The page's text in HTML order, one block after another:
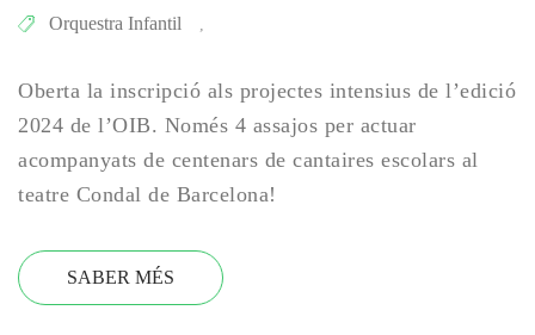
Orquestra Infantil
Oberta la inscripció als projectes intensius de l’edició
2024 de l’OIB. Només 4 assajos per actuar
acompanyats de centenars de cantaires escolars al
teatre Condal de Barcelona!
SABER MÉS